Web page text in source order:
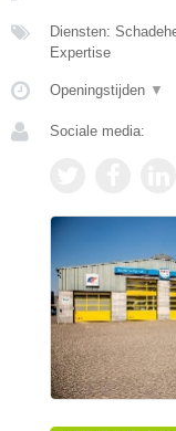
Diensten:
Expertise
Openingstijden ▼
Sociale media: